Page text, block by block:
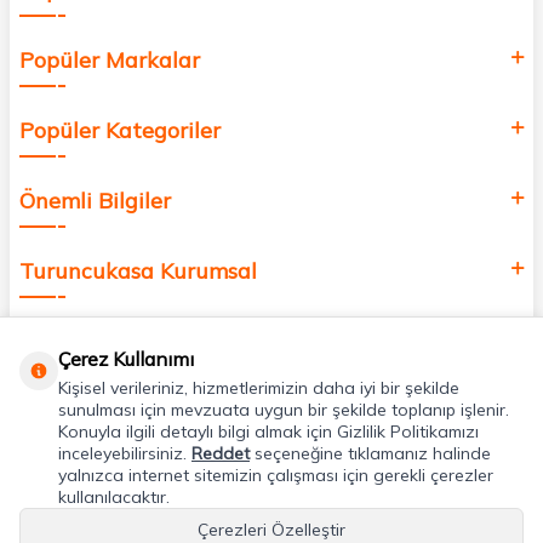
Popüler Markalar
Popüler Kategoriler
Önemli Bilgiler
Turuncukasa Kurumsal
Uygulamalarımız
Adres & İletişim
Çerez Kullanımı
Kişisel verileriniz, hizmetlerimizin daha iyi bir şekilde
sunulması için mevzuata uygun bir şekilde toplanıp işlenir.
Konuyla ilgili detaylı bilgi almak için Gizlilik Politikamızı
inceleyebilirsiniz. Reddetseçeneğine tıklamanız halinde
yalnızca internet sitemizin çalışması için gerekli çerezler
kullanılacaktır.
Çerezleri Özelleştir